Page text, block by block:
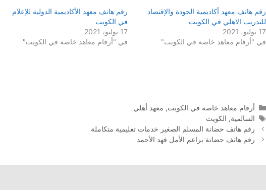
رقم هاتف معهد أكاديمية الجودة والإقتصاد
للتدريب الاهلي في الكويت
17 يوليو، 2021
في "أرقام معاهد خاصة في الكويت"
رقم هاتف معهد الأكاديمية الدولية للإعلام
في الكويت
17 يوليو، 2021
في "أرقام معاهد خاصة في الكويت"
التصنيفات
أرقام معاهد خاصة في الكويت, معهد أهلي
الوسوم
السالمية, الكويت
رقم هاتف حضانة المسلم الصغير خدمات تعليمية متكاملة
رقم هاتف حضانة براعم الأمل فهد الأحمد